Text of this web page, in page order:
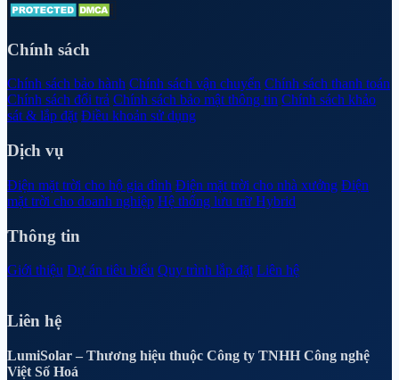
Chính sách
Chính sách bảo hành Chính sách vận chuyển Chính sách thanh toán
Chính sách đổi trả Chính sách bảo mật thông tin Chính sách khảo
sát & lắp đặt Điều khoản sử dụng
Dịch vụ
Điện mặt trời cho hộ gia đình Điện mặt trời cho nhà xưởng Điện
mặt trời cho doanh nghiệp Hệ thống lưu trữ Hybrid
Thông tin
Giới thiệu Dự án tiêu biểu Quy trình lắp đặt Liên hệ
Liên hệ
LumiSolar – Thương hiệu thuộc Công ty TNHH Công nghệ
Việt Số Hoá